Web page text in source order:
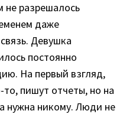
не разрешалось
даже
Девушка
постоянно
На первый взгляд,
пишут отчеты, но на
нужна никому. Люди не